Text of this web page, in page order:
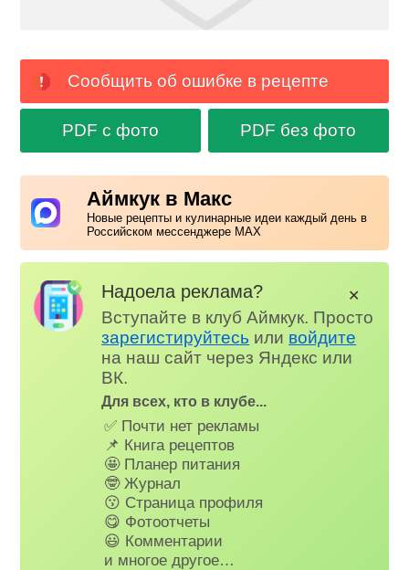
Сообщить об ошибке в рецепте
PDF с фото PDF без фото
Аймкук в Макс
Новые рецепты и кулинарные идеи каждый день в
Российском мессенджере MAX
Надоела реклама?
Вступайте в клуб Аймкук. Просто
зарегистируйтесь или войдите
на наш сайт через Яндекс или
ВК.
Для всех, кто в клубе...
✅ Почти нет рекламы
📌 Книга рецептов
🤩 Планер питания
🤓 Журнал
😗 Страница профиля
😋 Фотоотчеты
😃 Комментарии
и многое другое…
✕